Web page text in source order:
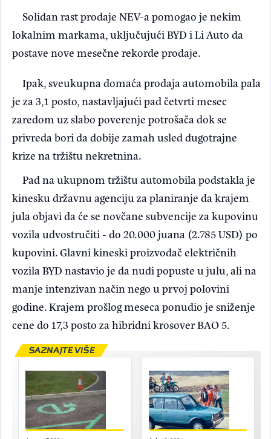
Solidan rast prodaje NEV-a pomogao je nekim
lokalnim markama, uključujući BYD i Li Auto da
postave nove mesečne rekorde prodaje.
Ipak, sveukupna domaća prodaja automobila pala
je za 3,1 posto, nastavljajući pad četvrti mesec
zaredom uz slabo poverenje potrošača dok se
privreda bori da dobije zamah usled dugotrajne
krize na tržištu nekretnina.
Pad na ukupnom tržištu automobila podstakla je
kinesku državnu agenciju za planiranje da krajem
jula objavi da će se novčane subvencije za kupovinu
vozila udvostručiti - do 20.000 juana (2.785 USD) po
kupovini. Glavni kineski proizvođač električnih
vozila BYD nastavio je da nudi popuste u julu, ali na
manje intenzivan način nego u prvoj polovini
godine. Krajem prošlog meseca ponudio je sniženje
cene do 17,3 posto za hibridni krosover BAO 5.
SAZNAJTE VIŠE